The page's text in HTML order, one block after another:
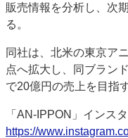
販売情報を分析し、次
る。
同社は、北米の東京ア
点へ拡大し、同ブラン
で20億円の売上を目指す
「AN-IPPON」イン
https://